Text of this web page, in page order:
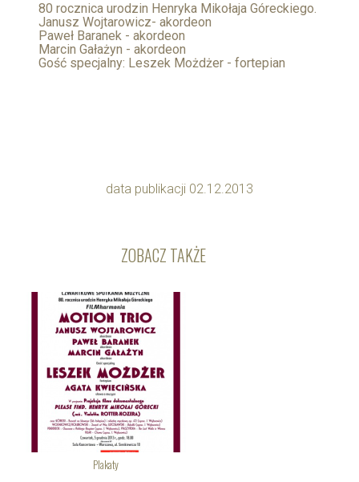
80 rocznica urodzin Henryka Mikołaja Góreckiego.
Janusz Wojtarowicz- akordeon
Paweł Baranek - akordeon
Marcin Gałażyn - akordeon
Gość specjalny: Leszek Możdżer - fortepian
data publikacji 02.12.2013
ZOBACZ TAKŻE
Plakaty